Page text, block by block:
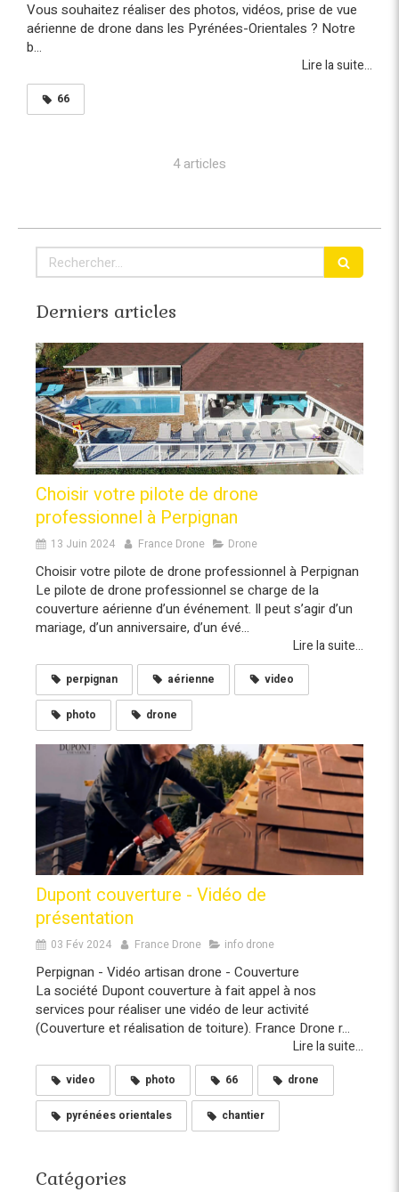
Vous souhaitez réaliser des photos, vidéos, prise de vue
aérienne de drone dans les Pyrénées-Orientales ? Notre
b...
Lire la suite...
66
4 articles
Rechercher
Derniers articles
Choisir votre pilote de drone
professionnel à Perpignan
13 Juin 2024 France Drone Drone
Choisir votre pilote de drone professionnel à Perpignan
Le pilote de drone professionnel se charge de la
couverture aérienne d’un événement. Il peut s’agir d’un
mariage, d’un anniversaire, d’un évé...
Lire la suite...
perpignan aérienne video
photo drone
Dupont couverture - Vidéo de
présentation
03 Fév 2024 France Drone info drone
Perpignan - Vidéo artisan drone - Couverture
La société Dupont couverture à fait appel à nos
services pour réaliser une vidéo de leur activité
(Couverture et réalisation de toiture). France Drone r...
Lire la suite...
video photo 66 drone
pyrénées orientales chantier
Catégories